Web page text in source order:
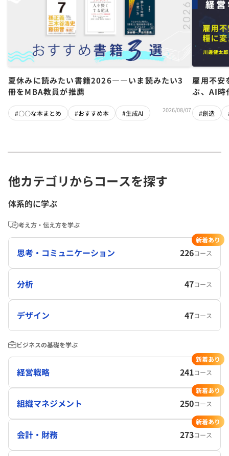
夏休みに読みたい書籍2026――いま読みたい3
冊をMBA教員が推薦
#〇〇な本まとめ #おすすめ本 #生成AI 2026/08/07
雇用不
ぶ、AI時
#創造
他カテゴリからコースを探す
体系的に学ぶ
考え方・伝え方を学ぶ
思考・コミュニケーション 226コース
新着あり
分析 47コース
デザイン 47コース
ビジネスの基礎を学ぶ
経営戦略 241コース
新着あり
組織マネジメント 250コース
新着あり
会計・財務 273コース
新着あり